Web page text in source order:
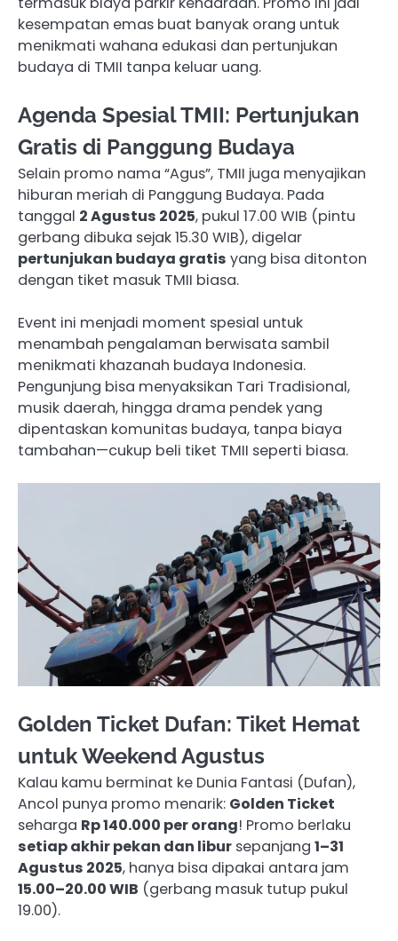
kesempatan emas buat banyak orang untuk
menikmati wahana edukasi dan pertunjukan
budaya di TMII tanpa keluar uang.
Agenda Spesial TMII: Pertunjukan
Gratis di Panggung Budaya
Selain promo nama “Agus”, TMII juga menyajikan
hiburan meriah di Panggung Budaya. Pada
tanggal 2 Agustus 2025, pukul 17.00 WIB (pintu
gerbang dibuka sejak 15.30 WIB), digelar
pertunjukan budaya gratis yang bisa ditonton
dengan tiket masuk TMII biasa.
Event ini menjadi moment spesial untuk
menambah pengalaman berwisata sambil
menikmati khazanah budaya Indonesia.
Pengunjung bisa menyaksikan Tari Tradisional,
musik daerah, hingga drama pendek yang
dipentaskan komunitas budaya, tanpa biaya
tambahan—cukup beli tiket TMII seperti biasa.
Golden Ticket Dufan: Tiket Hemat
untuk Weekend Agustus
Kalau kamu berminat ke Dunia Fantasi (Dufan),
Ancol punya promo menarik: Golden Ticket
seharga Rp 140.000 per orang! Promo berlaku
setiap akhir pekan dan libur sepanjang 1–31
Agustus 2025, hanya bisa dipakai antara jam
15.00–20.00 WIB (gerbang masuk tutup pukul
19.00).